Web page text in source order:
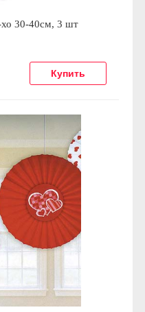
30-40см, 3 шт